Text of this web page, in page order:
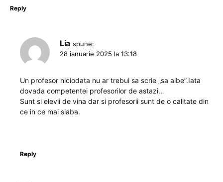
Reply
Lia spune:
28 ianuarie 2025 la 13:18
Un profesor niciodata nu ar trebui sa scrie „sa aibe”.Iata
dovada competentei profesorilor de astazi…
Sunt si elevii de vina dar si profesorii sunt de o calitate din
ce in ce mai slaba.
Reply